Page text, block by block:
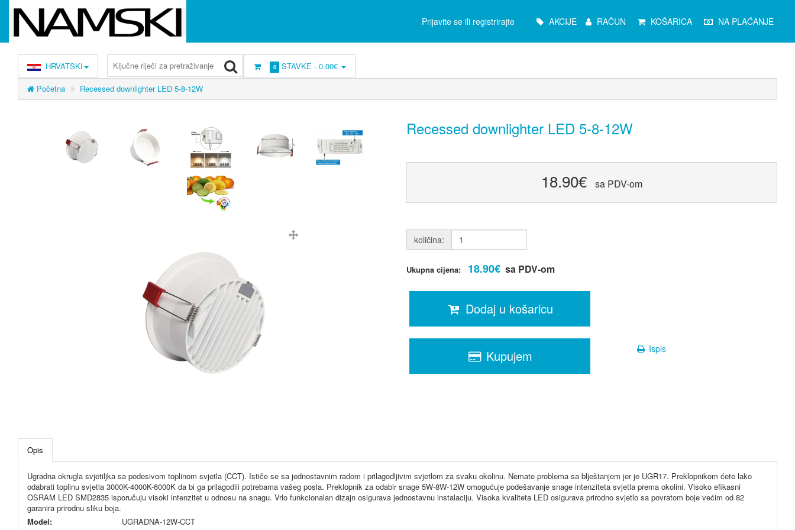
Prijavite se ili registrirajte
izbornikAKCIJE RAČUN KOŠARICA NA PLAĆANJE
HRVATSKI 0 STAVKE -0.00€
Početna
Recessed downlighter LED 5-8-12W
Recessed downlighter LED 5-8-12W
18.90€ sa PDV-om
količina:
Ukupna cijena: 18.90€ sa PDV-om
Dodaj u košaricu
Kupujem Ispis
Opis
Ugradna okrugla svjetiljka sa podesivom toplinom svjetla (CCT). Ističe se sa jednostavnim radom i prilagodljivim svjetlom za svaku okolinu. Nemate problema sa blještanjem jer je UGR17. Preklopnikom ćete lako
odabrati toplinu svjetla 3000K-4000K-6000K da bi ga prilagodili potrebama vašeg posla. Preklopnik za odabir snage 5W-8W-12W omogućuje podešavanje snage intenziteta svjetla prema okolini. Visoko efikasni
OSRAM LED SMD2835 isporučuju visoki intenzitet u odnosu na snagu. Vrlo funkcionalan dizajn osigurava jednostavnu instalaciju. Visoka kvaliteta LED osigurava prirodno svjetlo sa povratom boje većim od 82
garanira prirodnu sliku boja.
Model:
UGRADNA-12W-CCT